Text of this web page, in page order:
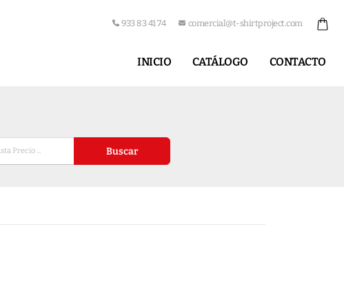
933 83 41 74 comercial@t-shirtproject.com
INICIO CATÁLOGO CONTACTO
Buscar